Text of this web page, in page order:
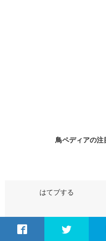
鳥ペディアの注
この記事をSNSでシェア